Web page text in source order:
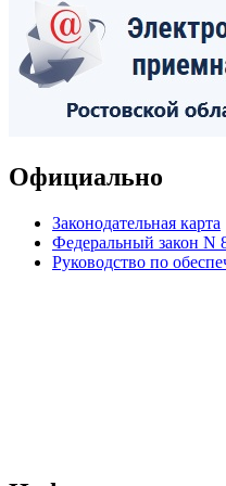
Официально
Законодательная карта
Федеральный закон N
Руководство по